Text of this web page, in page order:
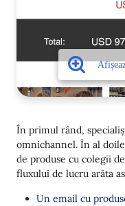
În primul rând,
omnichannel. În al
de produse cu colegii
fluxului de lucru arăta
Un email cu